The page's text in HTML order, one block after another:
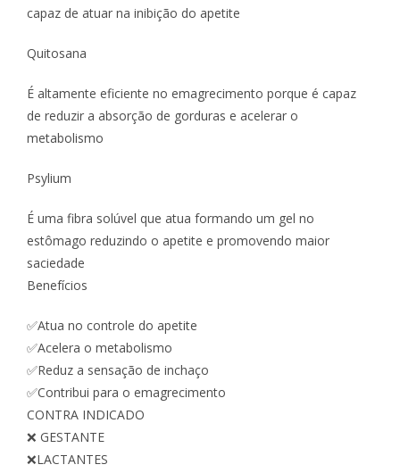
capaz de atuar na inibição do apetite
Quitosana
É altamente eficiente no emagrecimento porque é capaz
de reduzir a absorção de gorduras e acelerar o
metabolismo
Psylium
É uma fibra solúvel que atua formando um gel no
estômago reduzindo o apetite e promovendo maior
saciedade
Benefícios
✅Atua no controle do apetite
✅Acelera o metabolismo
✅Reduz a sensação de inchaço
✅Contribui para o emagrecimento
CONTRA INDICADO
❌ GESTANTE
❌LACTANTES